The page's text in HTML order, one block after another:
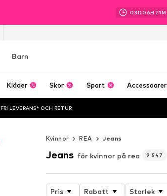
03D 06H 21M
Barn
Kläder Skor Sport Accessoarer
FRI LEVERANS* OCH RETUR
Kvinnor REA Jeans
Jeans för kvinnor på rea 9 547
Pris Rabatt Storlek